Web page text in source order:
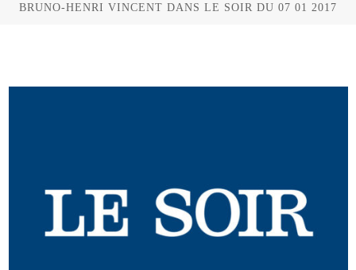
BRUNO-HENRI VINCENT DANS LE SOIR DU 07 01 2017